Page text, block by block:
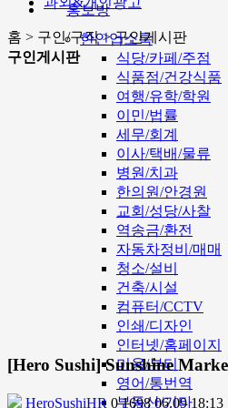
홍보방
한인업소록
식당/카페/주점
식품점/건강식품
여행/유학/학원
이민/법률
세무/회계
이사/택배/물류
병원/치과
한의원/안경원
교회/성당/사찰
역송금/환전
자동차정비/매매
청소/설비
건축/시설
컴퓨터/CCTV
인쇄/디자인
인터넷/홈페이지
미용/뷰티
영어/통번역
부동산/기타
홈 > 구인/구직 > 구인게시판
구인게시판
[Hero Sushi] Sunshine
HeroSushiHR 0169806.09 18:13